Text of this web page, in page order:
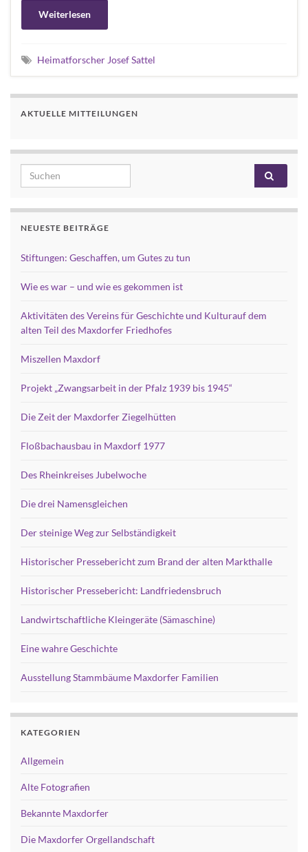
Weiterlesen
Heimatforscher Josef Sattel
AKTUELLE MITTEILUNGEN
Search for:
NEUESTE BEITRÄGE
Stiftungen: Geschaffen, um Gutes zu tun
Wie es war – und wie es gekommen ist
Aktivitäten des Vereins für Geschichte und Kulturauf dem
alten Teil des Maxdorfer Friedhofes
Miszellen Maxdorf
Projekt „Zwangsarbeit in der Pfalz 1939 bis 1945“
Die Zeit der Maxdorfer Ziegelhütten
Floßbachausbau in Maxdorf 1977
Des Rheinkreises Jubelwoche
Die drei Namensgleichen
Der steinige Weg zur Selbständigkeit
Historischer Pressebericht zum Brand der alten Markthalle
Historischer Pressebericht: Landfriedensbruch
Landwirtschaftliche Kleingeräte (Sämaschine)
Eine wahre Geschichte
Ausstellung Stammbäume Maxdorfer Familien
KATEGORIEN
Allgemein
Alte Fotografien
Bekannte Maxdorfer
Die Maxdorfer Orgellandschaft